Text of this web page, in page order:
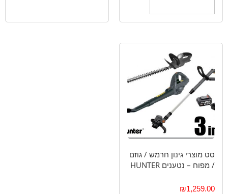
סט מוצרי גינון חרמש / גוזם
/ מפוח – נטענים HUNTER
₪1,259.00